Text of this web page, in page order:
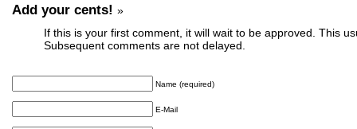
Add your cents! »
If this is your first comment, it will wait to be approved. This
Subsequent comments are not delayed.
Name (required)
E-Mail